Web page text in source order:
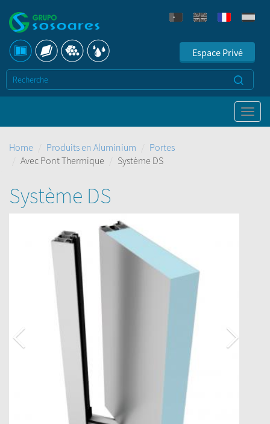
Espace Privé
Home Produits en Aluminium
Portes
Avec Pont Thermique
Système DS
Système DS